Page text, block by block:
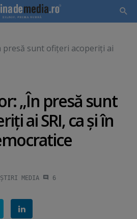
presă sunt ofiţeri acoperiţi ai
„În presă sunt
ai SRI, ca şi în
ȘTIRI MEDIA 6